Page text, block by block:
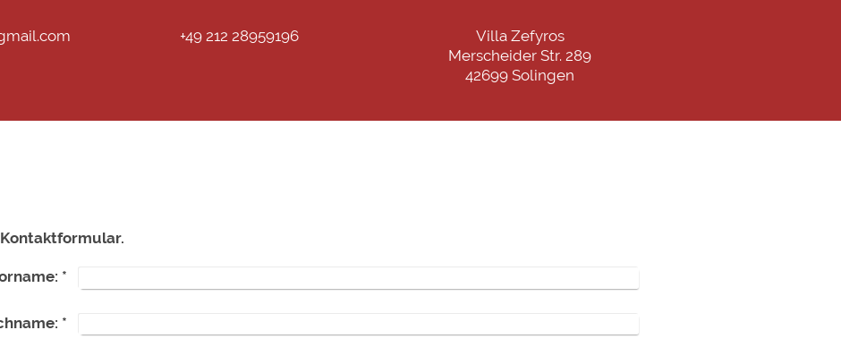
+49 212 28959196
Villa Zefyros
Merscheider Str. 289
42699 Solingen
*
*